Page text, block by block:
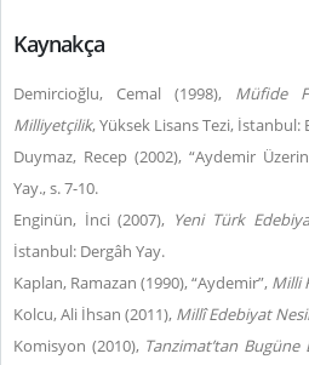
Kaynakça
Demircioğlu, Cemal (1998), Müfide
Milliyetçilik, Yüksek Lisans Tezi, İstanbul:
Duymaz, Recep (2002), “Aydemir
Yay., s. 7-10.
Enginün, İnci (2007), Yeni Türk
İstanbul: Dergâh Yay.
Kaplan, Ramazan (1990), “Aydemir”, Milli
Kolcu, Ali İhsan (2011), Millî Edebiyat
Komisyon (2010), Tanzimat’tan Bugüne